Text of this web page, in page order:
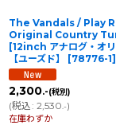
The Vandals / Play
Original Country
[12inch アナログ・オ
【ユーズド】
[78776-1]
2,300.-(税別)
(税込: 2,530.-)
在庫わずか